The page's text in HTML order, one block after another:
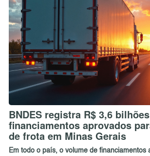
BNDES registra R$ 3,6
financiamentos aprovados
de frota em Minas Gerais
Em todo o país, o volume de financiamentos